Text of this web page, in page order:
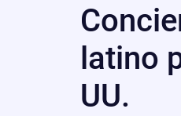
latino
UU.